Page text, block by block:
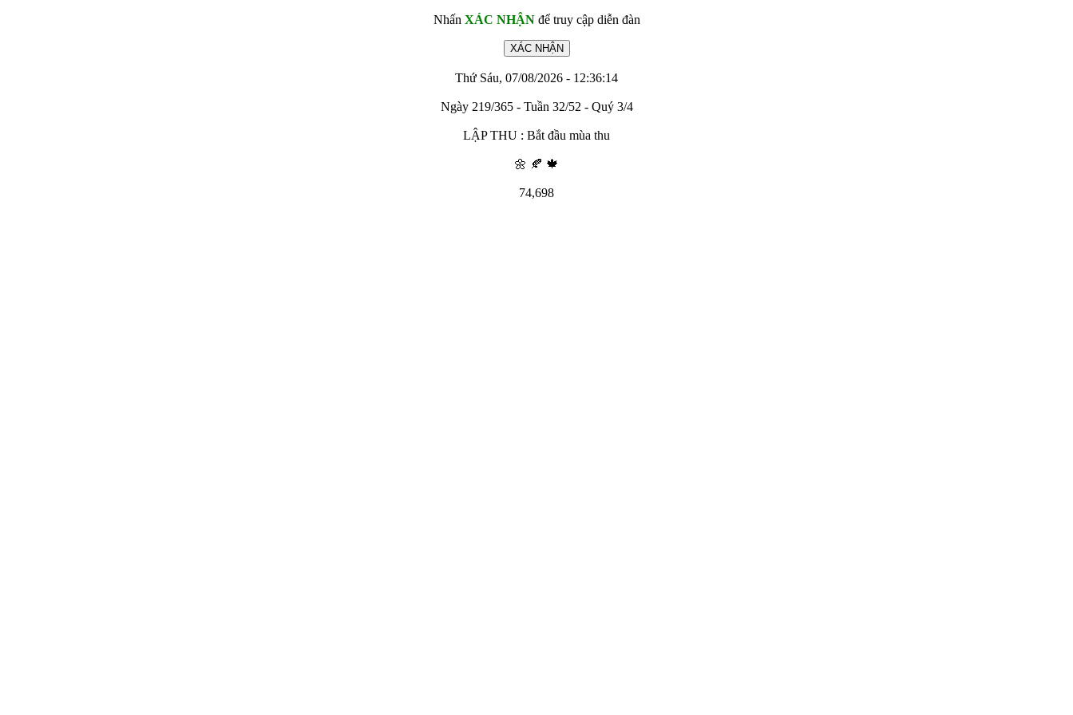
Nhấn XÁC NHẬNđể truy cập diễn đàn
Thứ Sáu, 07/08/2026 - 12:36:14
Ngày 219/365 - Tuần 32/52 - Quý 3/4
LẬP THU : Bắt đầu mùa thu
🌼 🍂 🍁
74,698